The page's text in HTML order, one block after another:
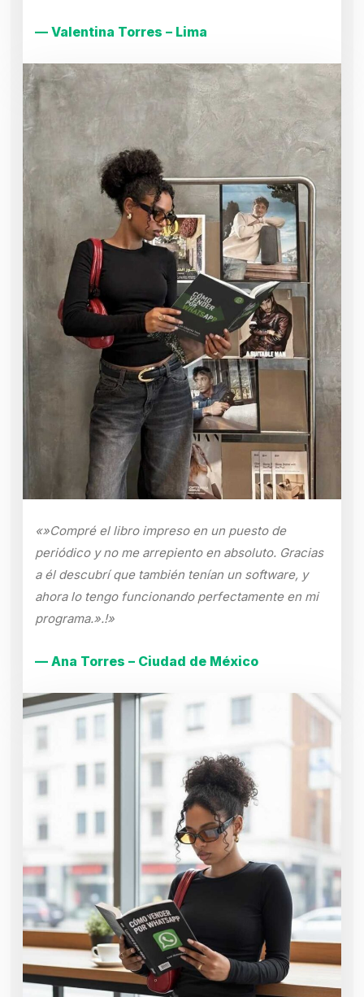
— Valentina Torres – Lima
«»Compré el libro impreso en un puesto de
periódico y no me arrepiento en absoluto. Gracias
a él descubrí que también tenían un software, y
ahora lo tengo funcionando perfectamente en mi
programa.».!»
— Ana Torres – Ciudad de México